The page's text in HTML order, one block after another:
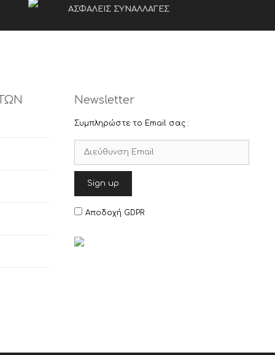
ΑΣΦΑΛΕΙΣ ΣΥΝΑΛΛΑΓΕΣ
Newsletter
Συμπληρώστε το Email σας :
Αποδοχή GDPR